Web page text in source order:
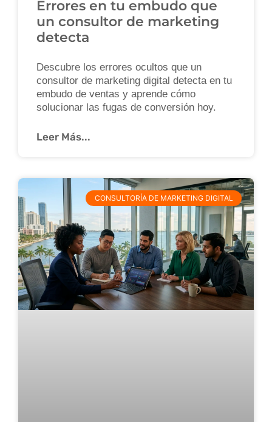
Errores en tu embudo que
un consultor de marketing
detecta
Descubre los errores ocultos que un
consultor de marketing digital detecta en tu
embudo de ventas y aprende cómo
solucionar las fugas de conversión hoy.
Leer Más...
CONSULTORÍA DE MARKETING DIGITAL